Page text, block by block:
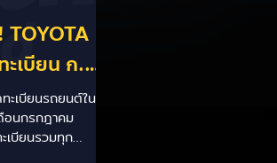
เบียน ก.ค.
นคัน ครอง
นไทย
ะเบียนรถยนต์ใน
อนกรกฎาคม